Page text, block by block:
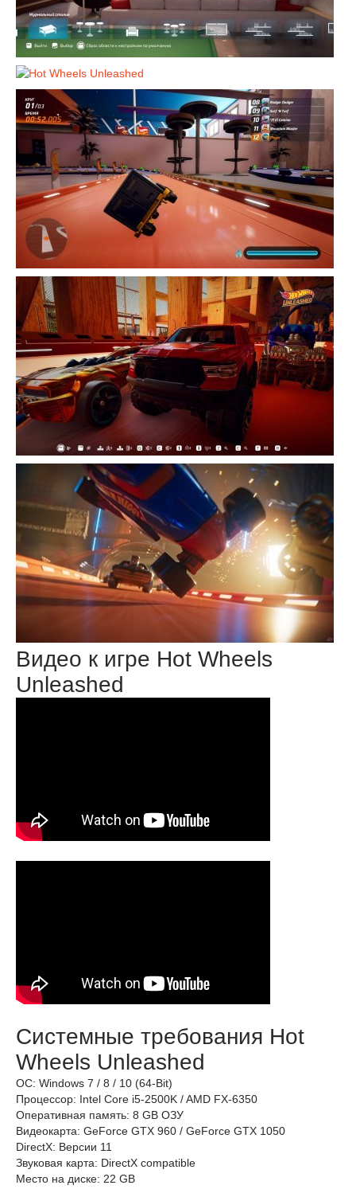
Видео к игре Hot Wheels
Unleashed
Системные требования Hot
Wheels Unleashed
ОС: Windows 7 / 8 / 10 (64-Bit)
Процессор: Intel Core i5-2500K / AMD FX-6350
Оперативная память: 8 GB ОЗУ
Видеокарта: GeForce GTX 960 / GeForce GTX 1050
DirectX: Версии 11
Звуковая карта: DirectX compatible
Место на диске: 22 GB